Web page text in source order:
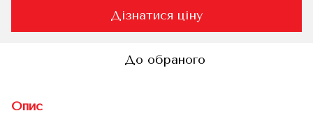
Дізнатися ціну
До обраного
Опис